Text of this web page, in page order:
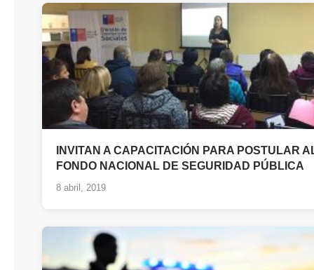
INVITAN A CAPACITACIÓN PARA POSTULAR
FONDO NACIONAL DE SEGURIDAD PÚBLICA
8 abril, 2019